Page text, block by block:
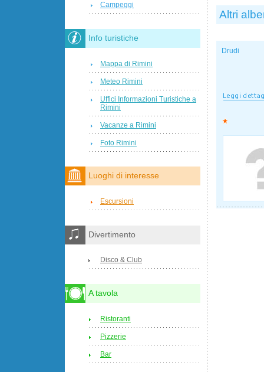
Altri
Drudi
Campeggi
Info turistiche
Mappa di Rimini
Meteo Rimini
Uffici Informazioni Turistiche a
Rimini
Vacanze a Rimini
Foto Rimini
Luoghi di interesse
Escursioni
Divertimento
Disco & Club
A tavola
Ristoranti
Pizzerie
Bar